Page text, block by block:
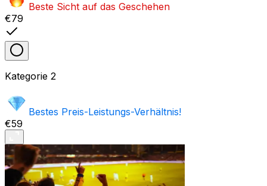
Beste Sicht auf das Geschehen
€79
Kategorie 2
Bestes Preis-Leistungs-Verhältnis!
€59